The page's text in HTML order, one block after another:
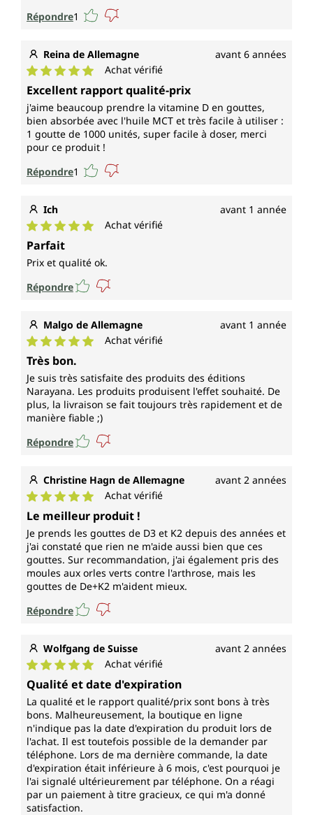
Répondre1
Reina de Allemagne avant 6 années
Note moyenne de 5 sur 5 étoiles
Achat vérifié
Excellent rapport qualité-prix
j'aime beaucoup prendre la vitamine D en gouttes,
bien absorbée avec l'huile MCT et très facile à utiliser :
1 goutte de 1000 unités, super facile à doser, merci
pour ce produit !
Répondre1
Ich avant 1 année
Note moyenne de 5 sur 5 étoiles
Achat vérifié
Parfait
Prix et qualité ok.
Répondre
Malgo de Allemagne avant 1 année
Note moyenne de 5 sur 5 étoiles
Achat vérifié
Très bon.
Je suis très satisfaite des produits des éditions
Narayana. Les produits produisent l'effet souhaité. De
plus, la livraison se fait toujours très rapidement et de
manière fiable ;)
Répondre
Christine Hagn de Allemagne avant 2 années
Note moyenne de 5 sur 5 étoiles
Achat vérifié
Le meilleur produit !
Je prends les gouttes de D3 et K2 depuis des années et
j'ai constaté que rien ne m'aide aussi bien que ces
gouttes. Sur recommandation, j'ai également pris des
moules aux orles verts contre l'arthrose, mais les
gouttes de De+K2 m'aident mieux.
Répondre
Wolfgang de Suisse avant 2 années
Note moyenne de 5 sur 5 étoiles
Achat vérifié
Qualité et date d'expiration
La qualité et le rapport qualité/prix sont bons à très
bons. Malheureusement, la boutique en ligne
n'indique pas la date d'expiration du produit lors de
l'achat. Il est toutefois possible de la demander par
téléphone. Lors de ma dernière commande, la date
d'expiration était inférieure à 6 mois, c'est pourquoi je
l'ai signalé ultérieurement par téléphone. On a réagi
par un paiement à titre gracieux, ce qui m'a donné
satisfaction.